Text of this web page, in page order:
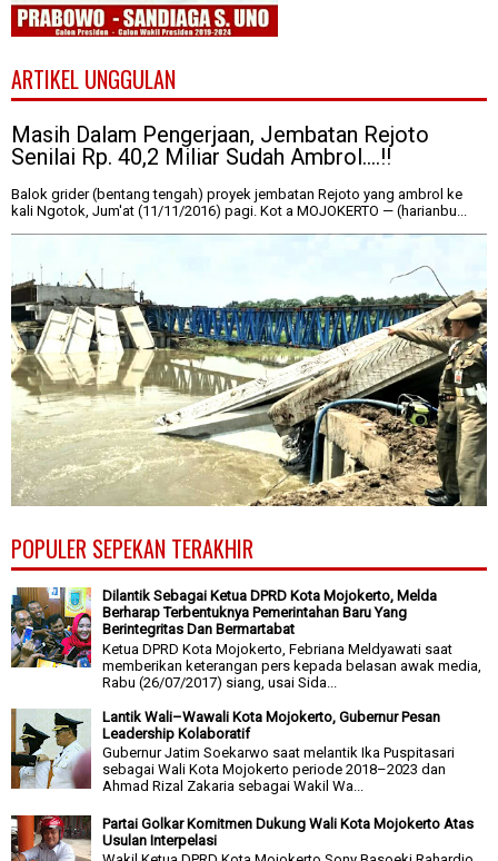
ARTIKEL UNGGULAN
Masih Dalam Pengerjaan, Jembatan Rejoto
Senilai Rp. 40,2 Miliar Sudah Ambrol....!!
Balok grider (bentang tengah) proyek jembatan Rejoto yang ambrol ke
kali Ngotok, Jum'at (11/11/2016) pagi. Kot a MOJOKERTO — (harianbu...
POPULER SEPEKAN TERAKHIR
Dilantik Sebagai Ketua DPRD Kota Mojokerto, Melda
Berharap Terbentuknya Pemerintahan Baru Yang
Berintegritas Dan Bermartabat
Ketua DPRD Kota Mojokerto, Febriana Meldyawati saat
memberikan keterangan pers kepada belasan awak media,
Rabu (26/07/2017) siang, usai Sida...
Lantik Wali–Wawali Kota Mojokerto, Gubernur Pesan
Leadership Kolaboratif
Gubernur Jatim Soekarwo saat melantik Ika Puspitasari
sebagai Wali Kota Mojokerto periode 2018–2023 dan
Ahmad Rizal Zakaria sebagai Wakil Wa...
Partai Golkar Komitmen Dukung Wali Kota Mojokerto Atas
Usulan Interpelasi